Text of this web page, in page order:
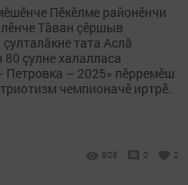
Пӗкӗлме районӗнчи
Тăван çӗршыв
çулталăкне тата Аслă
80 çулне халалласа
Петровка – 2025» пӗрремӗш
чемпионачӗ иртрӗ.
808 0 2